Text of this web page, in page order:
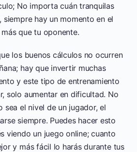
No importa cuán tranquilas
siempre hay un momento en el
que tu oponente.
los buenos cálculos no ocurren
hay que invertir muchas
y este tipo de entrenamiento
solo aumentar en dificultad. No
sea el nivel de un jugador, el
siempre. Puedes hacer esto
viendo un juego online; cuanto
y más fácil lo harás durante tus